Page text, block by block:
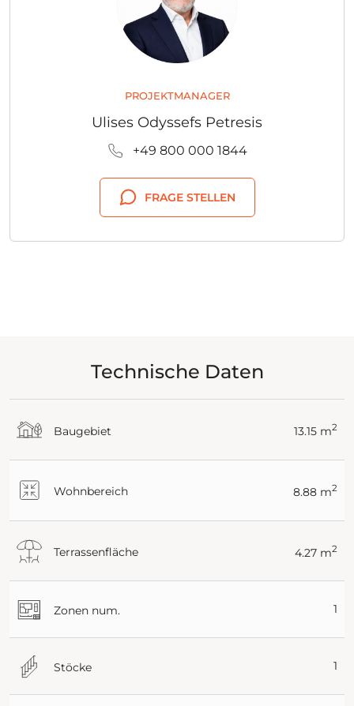
PROJEKTMANAGER
Ulises Odyssefs Petresis
+49 800 000 1844
FRAGE STELLEN
Technische Daten
Baugebiet 13.15 m2
Wohnbereich 8.88 m2
Terrassenfläche 4.27 m2
Zonen num. 1
Stöcke 1